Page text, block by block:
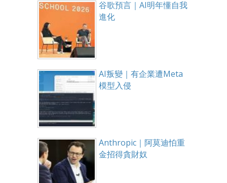
谷歌預言｜AI明年懂自我
進化
AI叛變｜有企業遭Meta
模型入侵
Anthropic｜阿莫迪怕重
金招得貪財奴